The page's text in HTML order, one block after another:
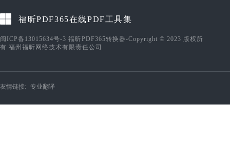
福昕PDF365在线PDF工具集
闽ICP备13015634号-3 福昕PDF365转换器-Copyright © 2023 版权所
有 福州福昕网络技术有限责任公司
友情链接: 专业翻译